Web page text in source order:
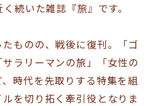
続いた雑誌『旅』です。
ものの、戦後に復刊。「ゴ
ラリーマンの旅」「女性の
時代を先取りする特集を組
を切り拓く牽引役となりま